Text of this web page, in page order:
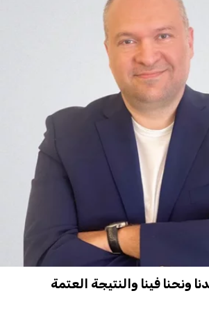
ونحنا فينا والنتيجة العتمة